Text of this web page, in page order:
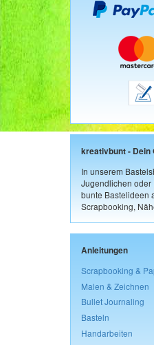
kreativbunt - Dein
In unserem
Jugendlichen oder
bunte Bastelideen
Scrapbooking,
Anleitungen
Scrapbooking &
Malen & Zeichnen
Bullet Journaling
Basteln
Handarbeiten